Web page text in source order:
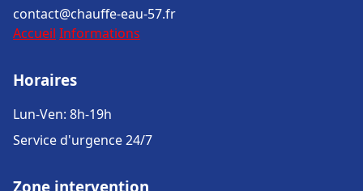
contact@chauffe-eau-57.fr
Accueil Informations
Horaires
Lun-Ven: 8h-19h
Service d'urgence 24/7
Zone intervention